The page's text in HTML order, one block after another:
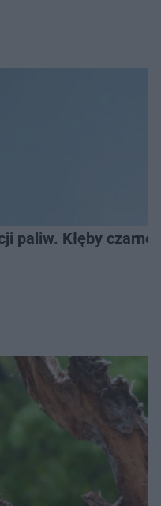
paliw. Kłęby